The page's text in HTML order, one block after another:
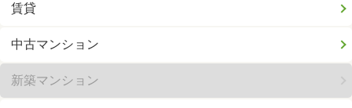
賃貸
中古マンション
新築マンション